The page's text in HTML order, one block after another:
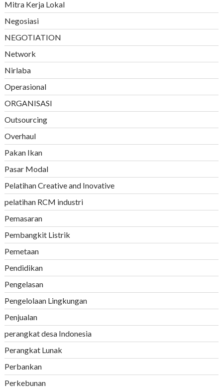
Mitra Kerja Lokal
Negosiasi
NEGOTIATION
Network
Nirlaba
Operasional
ORGANISASI
Outsourcing
Overhaul
Pakan Ikan
Pasar Modal
Pelatihan Creative and Inovative
pelatihan RCM industri
Pemasaran
Pembangkit Listrik
Pemetaan
Pendidikan
Pengelasan
Pengelolaan Lingkungan
Penjualan
perangkat desa Indonesia
Perangkat Lunak
Perbankan
Perkebunan